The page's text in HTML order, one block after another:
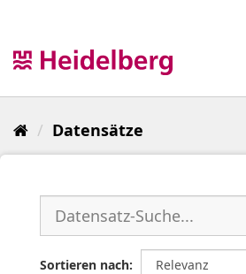
Datensätze
Sortieren nach